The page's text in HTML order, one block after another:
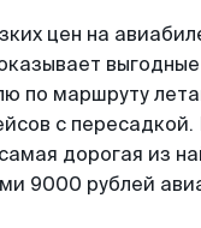
цен на
по маршруту
с
дорогая из
9000 рублей